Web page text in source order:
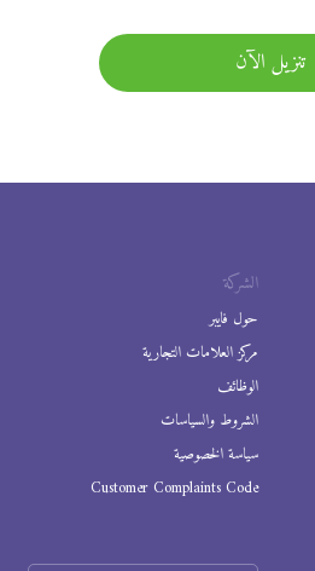
تنزيل الآن
الشركة
حول فايبر
مركز العلامات التجارية
الوظائف
الشروط والسياسات
سياسة الخصوصية
Customer Complaints Code